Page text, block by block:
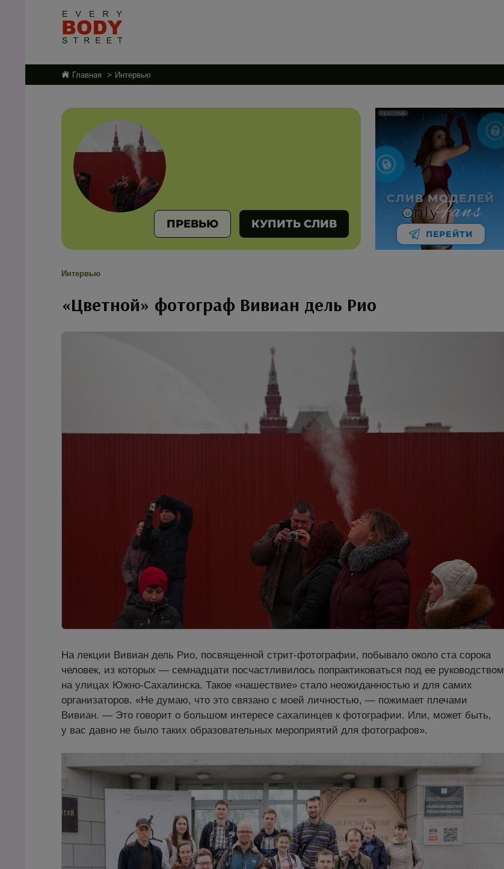
Главная Интервью
ПРЕВЬЮ КУПИТЬ СЛИВ
РЕКЛАМА
СЛИВ МОДЕЛЕЙ
nlyFans
ПЕРЕЙТИ
Интервью
«Цветной» фотограф Вивиан дель Рио
На лекции Вивиан дель Рио, посвященной стрит-фотографии, побывало около ста сорока
человек, из которых — семнадцати посчастливилось попрактиковаться под ее руководством
на улицах Южно-Сахалинска. Такое «нашествие» стало неожиданностью и для самих
организаторов. «Не думаю, что это связано с моей личностью, — пожимает плечами
Вивиан. — Это говорит о большом интересе сахалинцев к фотографии. Или, может быть,
у вас давно не было таких образовательных мероприятий для фотографов».